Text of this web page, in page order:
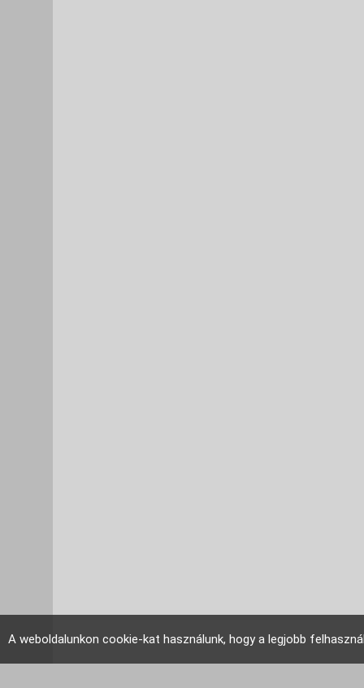
A weboldalunkon cookie-kat használunk, hogy a legjobb